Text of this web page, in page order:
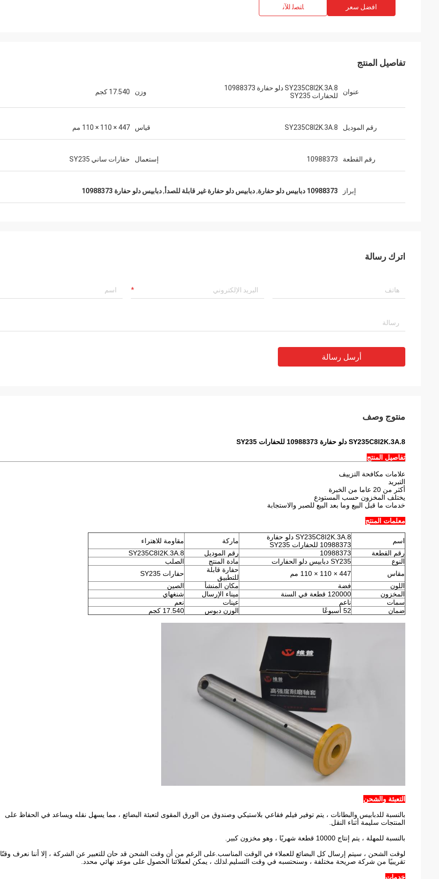
افضل سعر ﺎﺘﺼﻟ ﺍﻶﻧ
تفاصيل المنتج
عنوان
SY235C8I2K.3A.8 دلو حفارة 10988373
للحفارات SY235
وزن 17.540 كجم
رقم الموديل SY235C8I2K.3A.8 قياس 447 × 110 × 110 مم
رقم القطعة 10988373 إستعمال حفارات ساني SY235
إبراز 10988373 دبابيس دلو حفارة ,دبابيس دلو حفارة غير قابلة للصدأ ,دبابيس دلو حفارة 10988373
اترك رسالة
أرسل رسالة
منتوج وصف
SY235C8I2K.3A.8 دلو حفارة 10988373 للحفارات SY235
تفاصيل المنتج
علامات مكافحة التزييف
التبريد
أكثر من 20 عاما من الخبرة
يختلف المخزون حسب المستودع
خدمات ما قبل البيع وما بعد البيع للصبر والاستجابة
معلمات المنتج
اسم
SY235C8I2K.3A.8 دلو حفارة
10988373 للحفارات SY235
ماركة
مقاومة للاهتراء
رقم القطعة
10988373 رقم الموديل
SY235C8I2K.3A.8
النوع
SY235 دبابيس دلو الحفارات مادة المنتج
الصلب
مقاس
447 × 110 × 110 مم
حفارة قابلة
للتطبيق
حفارات SY235
اللون
فضة مكان المنشأ
الصين
المخزون
120000 قطعة في السنة ميناء الإرسال
شنغهاي
سمات
ناعم عينات
نعم
ضمان
52 أسبوعًا الوزن دبوس 17.540 كجم
التعبئة والشحن
بالنسبة للدبابيس والبطانات ، يتم توفير فيلم فقاعي بلاستيكي وصندوق من الورق المقوى لتعبئة البضائع ، مما يسهل نقله ويساعد في الحفاظ على
المنتجات سليمة أثناء النقل.
بالنسبة للمهلة ، يتم إنتاج 10000 قطعة شهريًا ، وهو مخزون كبير.
لوقت الشحن ، سيتم إرسال كل البضائع للعملاء في الوقت المناسب.على الرغم من أن وقت الشحن قد حان للتعبير عن الشركة ، إلا أننا نعرف وقتًا
تقريبيًا من شركة صريحة مختلفة ، وسنحتسبه في وقت التسليم.لذلك ، يمكن لعملائنا الحصول على موعد نهائي محدد.
خدمات